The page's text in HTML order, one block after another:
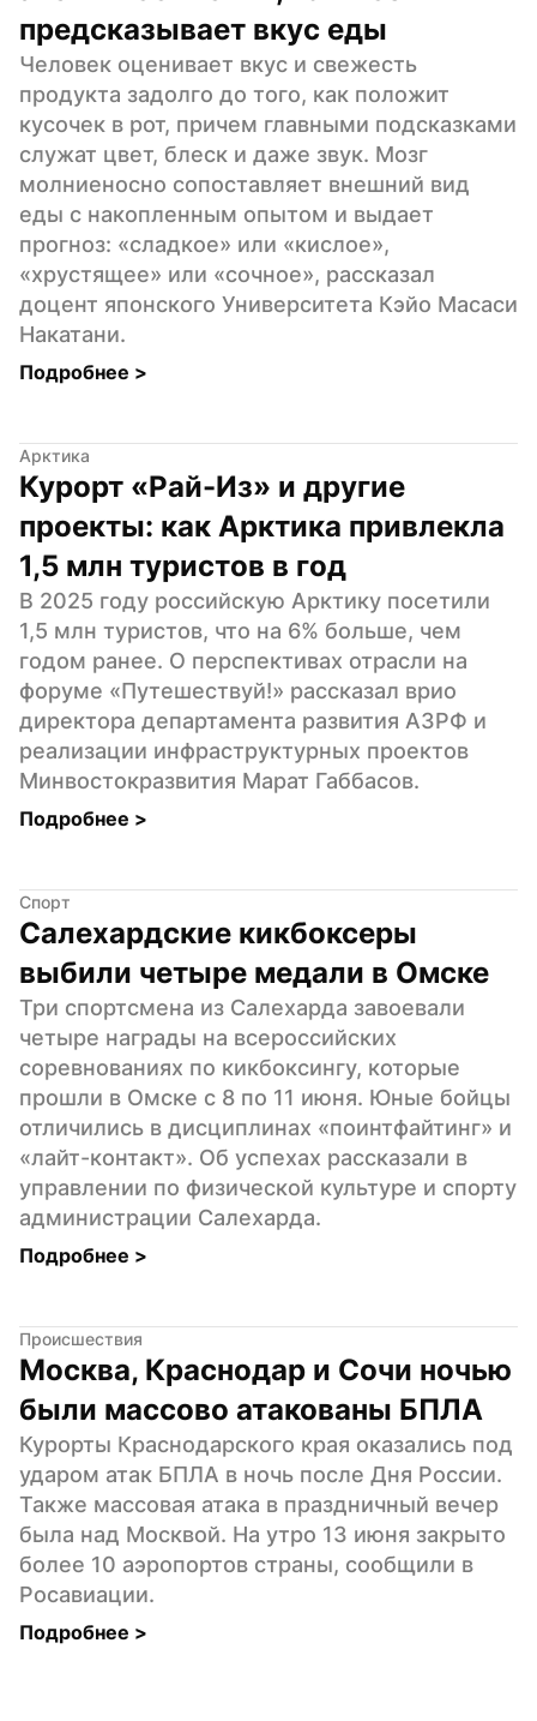
предсказывает вкус еды
Человек оценивает вкус и свежесть
продукта задолго до того, как положит
кусочек в рот, причем главными подсказками
служат цвет, блеск и даже звук. Мозг
молниеносно сопоставляет внешний вид
еды с накопленным опытом и выдает
прогноз: «сладкое» или «кислое»,
«хрустящее» или «сочное», рассказал
доцент японского Университета Кэйо Масаси
Накатани.
Подробнее >
Арктика
Курорт «Рай-Из» и другие
проекты: как Арктика привлекла
1,5 млн туристов в год
В 2025 году российскую Арктику посетили
1,5 млн туристов, что на 6% больше, чем
годом ранее. О перспективах отрасли на
форуме «Путешествуй!» рассказал врио
директора департамента развития АЗРФ и
реализации инфраструктурных проектов
Минвостокразвития Марат Габбасов.
Подробнее >
Спорт
Салехардские кикбоксеры
выбили четыре медали в Омске
Три спортсмена из Салехарда завоевали
четыре награды на всероссийских
соревнованиях по кикбоксингу, которые
прошли в Омске с 8 по 11 июня. Юные бойцы
отличились в дисциплинах «поинтфайтинг» и
«лайт-контакт». Об успехах рассказали в
управлении по физической культуре и спорту
администрации Салехарда.
Подробнее >
Происшествия
Москва, Краснодар и Сочи ночью
были массово атакованы БПЛА
Курорты Краснодарского края оказались под
ударом атак БПЛА в ночь после Дня России.
Также массовая атака в праздничный вечер
была над Москвой. На утро 13 июня закрыто
более 10 аэропортов страны, сообщили в
Росавиации.
Подробнее >